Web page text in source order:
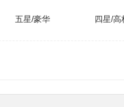
五星/豪华 四星/高